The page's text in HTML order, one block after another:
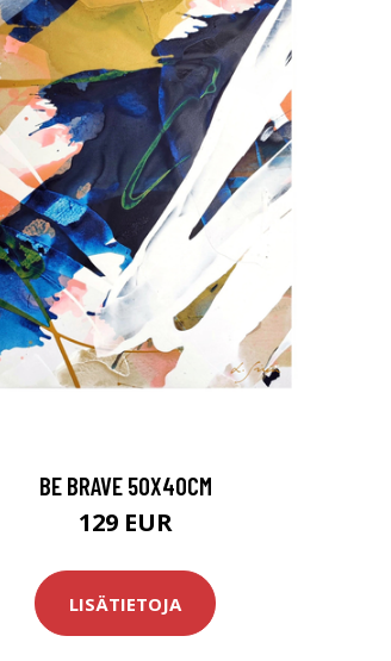
BE BRAVE 50X40CM
129 EUR
LISÄTIETOJA